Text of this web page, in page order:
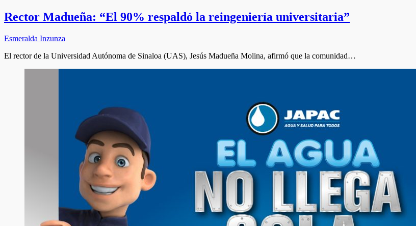
Rector Madueña: “El 90% respaldó la reingeniería universitaria”
Esmeralda Inzunza
El rector de la Universidad Autónoma de Sinaloa (UAS), Jesús Madueña Molina, afirmó que la comunidad…